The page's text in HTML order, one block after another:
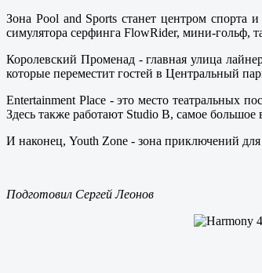
Зона Pool and Sports станет центром спорта
симулятора серфинга FlowRider, мини-гольф,
Королевский Променад - главная улица
которые переместит гостей в Центральный
Entertainment Place - это место театральных
Здесь также работают Studio B, самое
И наконец, Youth Zone - зона приключений
Подготовил Сергей Леонов